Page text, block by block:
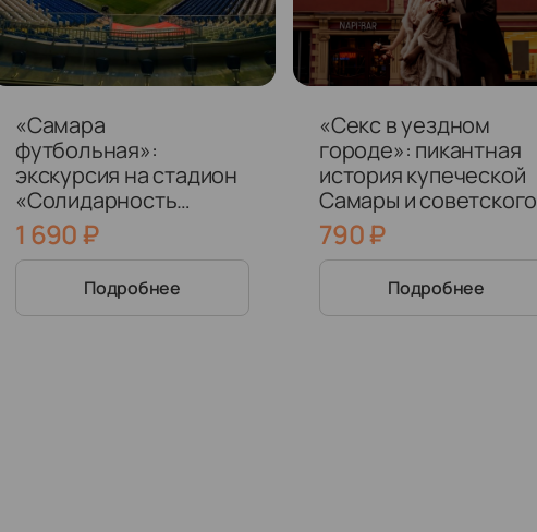
«Самара
футбольная»:
экскурсия на стадион
«Солидарность
Самара Арена»
1 690₽
Подробнее
«Секс в уездном
городе»: пикантная
история купеческой
Самары и советского
Куйбышева
790₽
Подробнее